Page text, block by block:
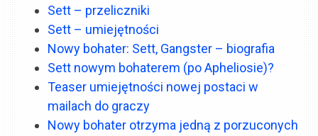
Sett – przeliczniki
Sett – umiejętności
Nowy bohater: Sett, Gangster – biografia
Sett nowym bohaterem (po Apheliosie)?
Teaser umiejętności nowej postaci w
mailach do graczy
Nowy bohater otrzyma jedną z porzuconych